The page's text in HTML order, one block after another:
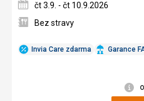
Invia Care zdarma Garance
čt 3.9. - čt 10.9.2026
Bez stravy